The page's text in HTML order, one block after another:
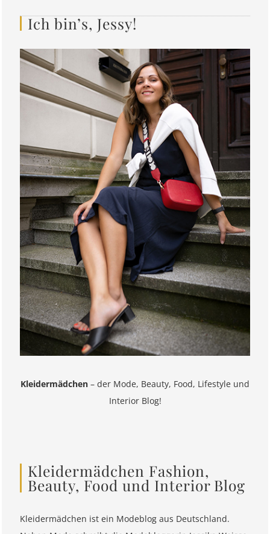
Ich bin’s, Jessy!
Kleidermädchen – der Mode, Beauty, Food, Lifestyle und
Interior Blog!
Kleidermädchen Fashion,
Beauty, Food und Interior Blog
Kleidermädchen ist ein Modeblog aus Deutschland.